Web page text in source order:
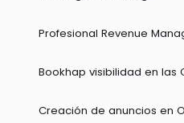
Profesional Revenue
Bookhap visibilidad en las
Creación de anuncios en